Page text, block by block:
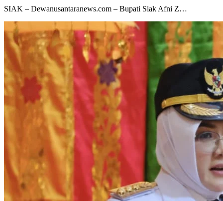
SIAK – Dewanusantaranews.com – Bupati Siak Afni Z…